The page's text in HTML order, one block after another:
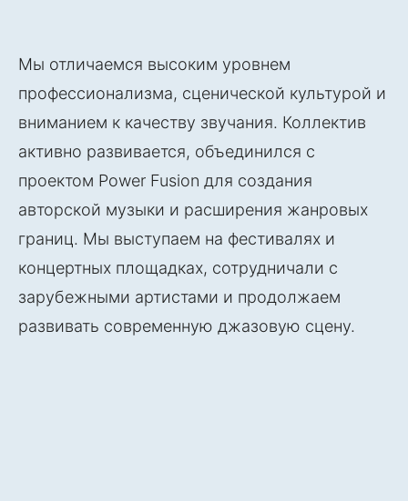
Мы отличаемся высоким уровнем
профессионализма, сценической культурой и
вниманием к качеству звучания. Коллектив
активно развивается, объединился с
проектом Power Fusion для создания
авторской музыки и расширения жанровых
границ. Мы выступаем на фестивалях и
концертных площадках, сотрудничали с
зарубежными артистами и продолжаем
развивать современную джазовую сцену.